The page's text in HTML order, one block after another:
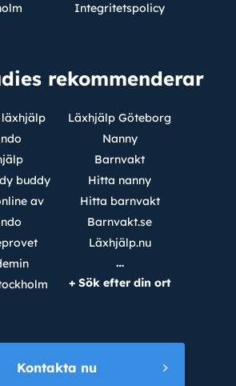
Integritetspolicy
rekommenderar
buddy
av
Läxhjälp Göteborg
Nanny
Barnvakt
Hitta nanny
Hitta barnvakt
Barnvakt.se
Läxhjälp.nu
…
+ Sök efter din ort
Kontakta nu